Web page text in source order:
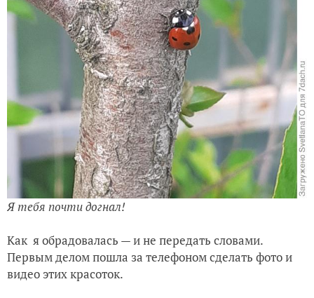
Я тебя почти догнал!
Как я обрадовалась — и не передать словами.
Первым делом пошла за телефоном сделать фото и
видео этих красоток.